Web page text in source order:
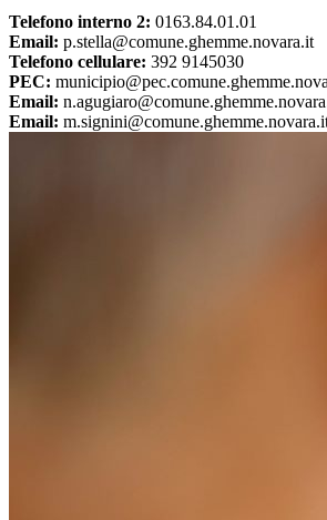
Telefono interno 2: 0163.84.01.01
Email: p.stella@comune.ghemme.novara.it
Telefono cellulare: 392 9145030
PEC:
Email:
Email: